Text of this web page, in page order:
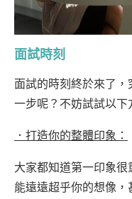
面試時刻
面試的時刻終於來了
一步呢？不妨試試以下
．打造你的整體印象：
大家都知道第一印象
能遠遠超乎你的想像